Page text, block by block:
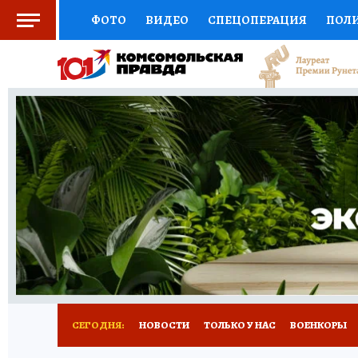
ФОТО ВИДЕО СПЕЦОПЕРАЦИЯ
СОЦПОДДЕРЖКА НАУКА СПОРТ
ВЫБОР ЭКСПЕРТОВ ДОКТОР
КНИЖНАЯ ПОЛКА ПРОГНОЗЫ НА СПОРТ
ПРЕСС-ЦЕНТР НЕДВИЖИМОСТЬ
РАДИО КП РЕКЛАМА ОБЪЯВЛЕНИЯ
СЕГОДНЯ: НОВОСТИ ТОЛЬКО У НАС ВОЕНКОРЫ